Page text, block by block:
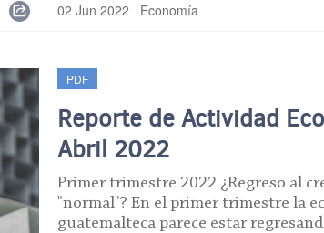
02 Jun 2022 Economía
PDF
Reporte de Actividad
Abril 2022
Primer trimestre 2022 ¿Regreso al
"normal"? En el primer trimestre la
guatemalteca parece estar